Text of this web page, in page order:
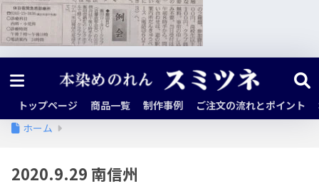
トップページ 商品一覧 制作事例 ご注文の流れとポイント
ホーム
2020.9.29 南信州